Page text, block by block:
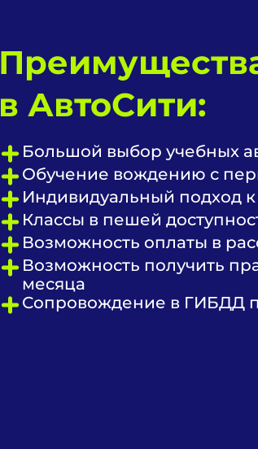
в АвтоСити:
Большой выбор учебных
Обучение вождению с
Индивидуальный подход
Классы в пешей
Возможность оплаты в
Возможность получить
месяца
Сопровождение в ГИБДД